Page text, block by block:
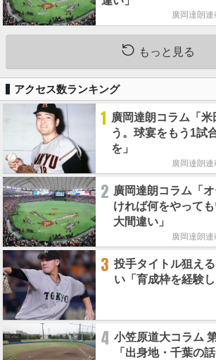
廣岡達朗
もっと見る
アクセス数ランキング
1 廣岡達朗コラム「
う。球宴をもう1試
を」
廣岡達朗
2 廣岡達朗コラム「
ければ何をやって
大間違い」
廣岡達朗
3 投手タイトル狙え
い「育成枠を経験
4 小笠原道大コラム
「出身地・千葉の